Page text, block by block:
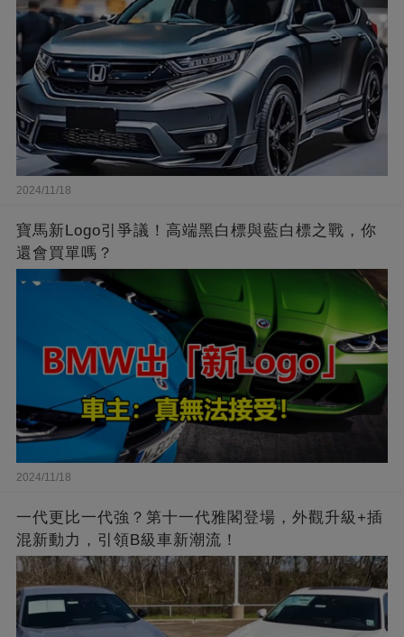
2024/11/18
寶馬新Logo引爭議！高端黑白標與藍白標之戰，你
還會買單嗎？
2024/11/18
一代更比一代強？第十一代雅閣登場，外觀升級+插
混新動力，引領B級車新潮流！